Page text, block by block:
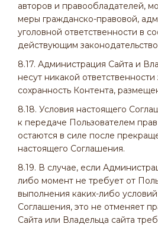
авторов и правообладателей,
меры гражданско-правовой,
уголовной ответственности в
действующим
8.17. Администрация Сайта и
несут никакой ответственности
сохранность Контента,
8.18. Условия настоящего
к передаче Пользователем
остаются в силе после
настоящего Соглашения.
8.19. В случае, если
либо момент не требует от
выполнения каких-либо
Соглашения, это не отменяет
Сайта или Владельца сайта